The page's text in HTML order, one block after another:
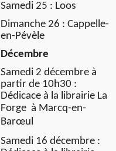
Samedi 25 : Loos
Dimanche 26 : Cappelle-
en-Pévèle
Décembre
Samedi 2 décembre à
partir de 10h30 :
Dédicace à la librairie La
Forge à Marcq-en-
Barœul
Samedi 16 décembre :